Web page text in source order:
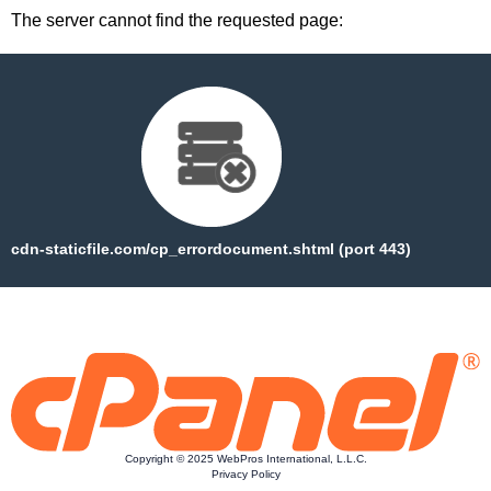
The server cannot find the requested page:
cdn-staticfile.com/cp_errordocument.shtml (port 443)
Copyright © 2025 WebPros International, L.L.C.
Privacy Policy